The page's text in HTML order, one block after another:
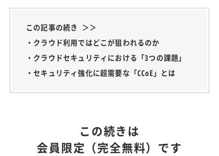
この記事の続き ＞＞
・クラウド利用ではどこが狙われるのか
・クラウドセキュリティにおける「3つの課題」
・セキュリティ強化に超需要な「CCoE」とは
この続きは
会員限定（完全無料）です